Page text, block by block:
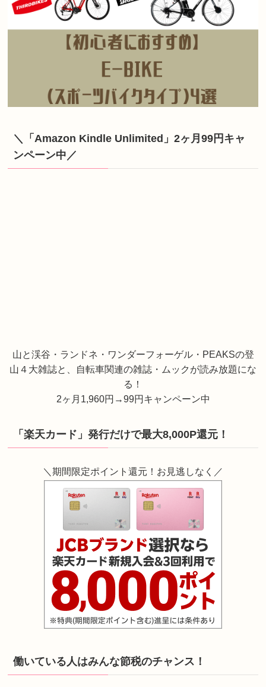
＼「Amazon Kindle Unlimited」2ヶ月99円キャ
ンペーン中／
山と渓谷・ランドネ・ワンダーフォーゲル・PEAKSの登
山４大雑誌と、自転車関連の雑誌・ムックが読み放題にな
る！
2ヶ月1,960円→99円キャンペーン中
「楽天カード」発行だけで最大8,000P還元！
＼期間限定ポイント還元！お見逃しなく／
働いている人はみんな節税のチャンス！